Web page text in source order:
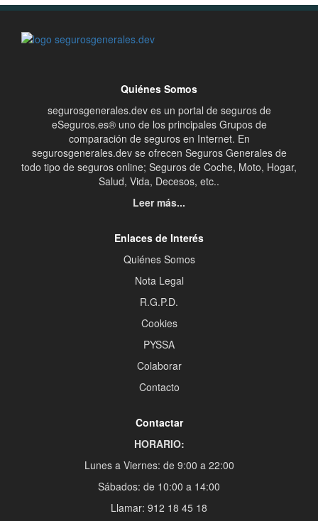
Quiénes Somos
segurosgenerales.dev es un portal de seguros de
eSeguros.es® uno de los principales Grupos de
comparación de seguros en Internet. En
segurosgenerales.dev se ofrecen Seguros Generales de
todo tipo de seguros online; Seguros de Coche, Moto, Hogar,
Salud, Vida, Decesos, etc..
Leer más...
Enlaces de Interés
Quiénes Somos
Nota Legal
R.G.P.D.
Cookies
PYSSA
Colaborar
Contacto
Contactar
HORARIO:
Lunes a Viernes: de 9:00 a 22:00
Sábados: de 10:00 a 14:00
Llamar: 912 18 45 18